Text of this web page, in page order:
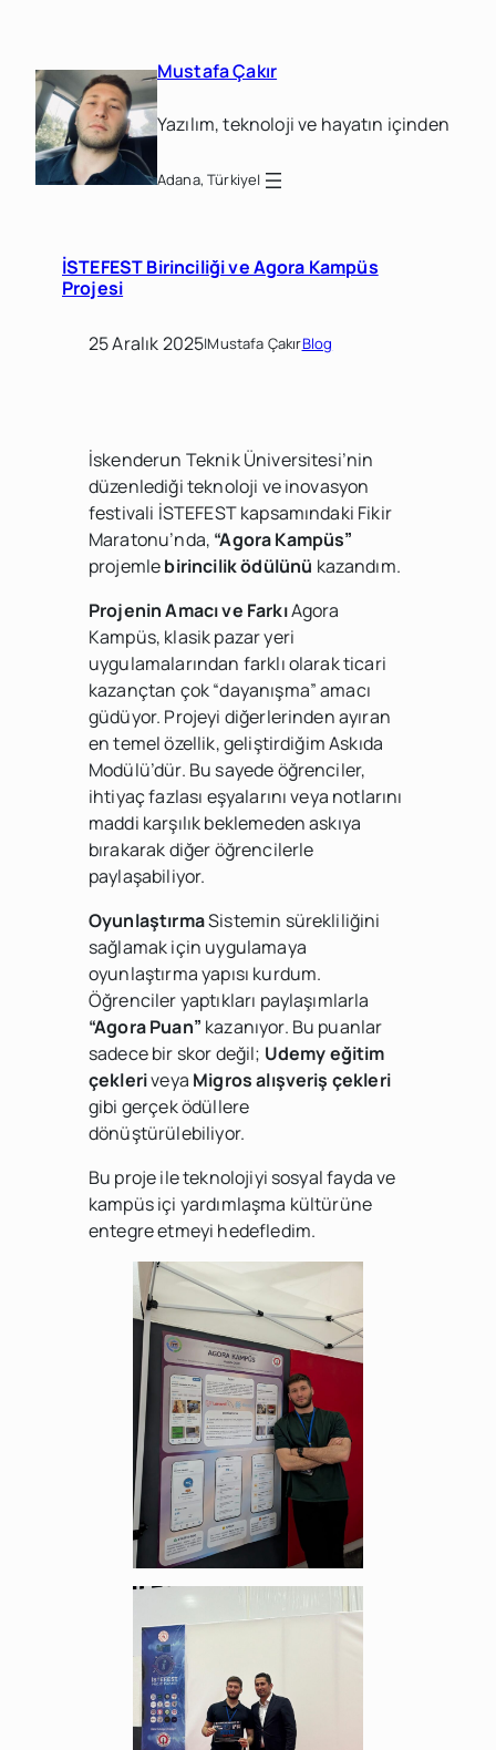
Mustafa Çakır
Yazılım, teknoloji ve hayatın içinden
Adana, Türkiye|
İSTEFEST Birinciliği ve Agora Kampüs
Projesi
25 Aralık 2025|Mustafa ÇakırBlog
İskenderun Teknik Üniversitesi’nin
düzenlediği teknoloji ve inovasyon
festivali İSTEFEST kapsamındaki Fikir
Maratonu’nda, “Agora Kampüs”
projemlebirincilik ödülünü kazandım.
Projenin Amacı ve FarkıAgora
Kampüs, klasik pazar yeri
uygulamalarından farklı olarak ticari
kazançtan çok “dayanışma” amacı
güdüyor. Projeyi diğerlerinden ayıran
en temel özellik, geliştirdiğim Askıda
Modülü’dür. Bu sayede öğrenciler,
ihtiyaç fazlası eşyalarını veya notlarını
maddi karşılık beklemeden askıya
bırakarak diğer öğrencilerle
paylaşabiliyor.
OyunlaştırmaSistemin sürekliliğini
sağlamak için uygulamaya
oyunlaştırma yapısı kurdum.
Öğrenciler yaptıkları paylaşımlarla
“Agora Puan” kazanıyor. Bu puanlar
sadece bir skor değil; Udemy eğitim
çekleriveya Migros alışveriş çekleri
gibi gerçek ödüllere
dönüştürülebiliyor.
Bu proje ile teknolojiyi sosyal fayda ve
kampüs içi yardımlaşma kültürüne
entegre etmeyi hedefledim.